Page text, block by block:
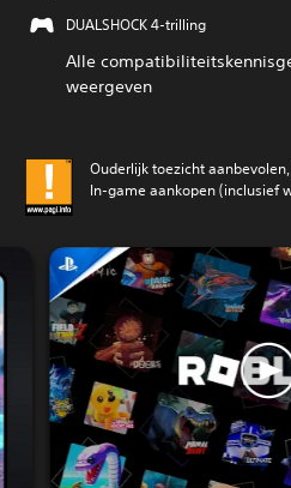
DUALSHOCK 4-trilling
Alle
weergeven
Ouderlijk toezicht
In-game aankopen (inclusief